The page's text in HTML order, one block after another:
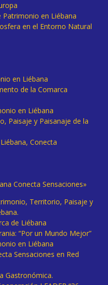
Patrimonio en Liébana
en el Entorno Natural
en Liébana
de la Comarca
en Liébana
Paisaje y Paisanaje de la
Conecta
Conecta Sensaciones»
Territorio, Paisaje y
de Liébana
“Por un Mundo Mejor”
en Liébana
Sensaciones en Red
Gastronómica.